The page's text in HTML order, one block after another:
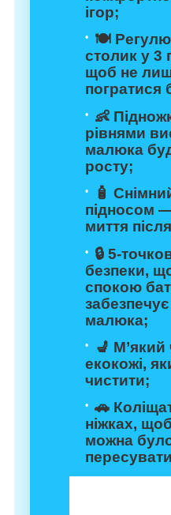
ігор;
🍽️
столик у 3
щоб не
погратися
👶
рівнями
малюка
росту;
🧴
підносом
миття
🔒 5-
безпеки,
спокою
малюка;
💺 М’який
екокожі,
чистити;
🚗
ніжках,
можна